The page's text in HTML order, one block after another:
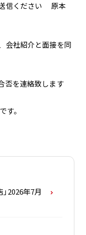
送信ください 原本
会社紹介と面接を同
否を連絡致します
。
2026年7月